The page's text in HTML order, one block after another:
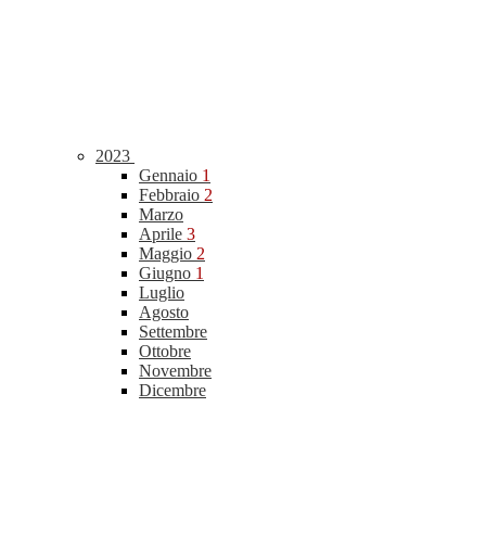
2023
Gennaio 1
Febbraio 2
Marzo
Aprile 3
Maggio 2
Giugno 1
Luglio
Agosto
Settembre
Ottobre
Novembre
Dicembre